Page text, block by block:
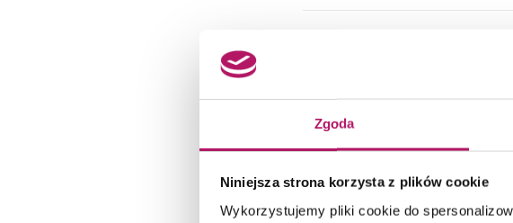
Zgoda
Niniejsza strona korzysta z plików cookie
Wykorzystujemy pliki cookie do